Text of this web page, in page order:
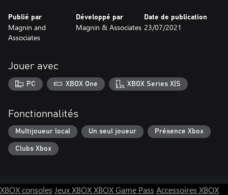
Publié par
Magnin and
Associates
Développé par
Magnin & Associates
Date de publication
23/07/2021
Jouer avec
PC XBOX One XBOX Series X|S
Fonctionnalités
Multijoueur local Un seul joueur Présence Xbox
Clubs Xbox
XBOX consoles Jeux XBOXXBOX Game Pass Accessoires XBOX